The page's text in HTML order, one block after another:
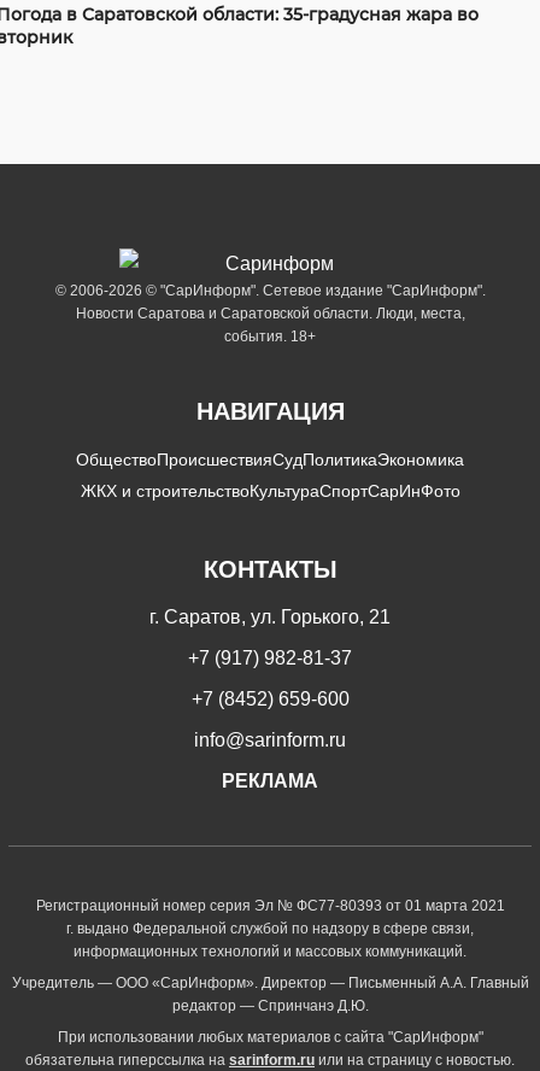
в Саратовской области: 35-градусная жара во
© 2006-2026 © "СарИнформ". Сетевое издание "СарИнформ".
Новости Саратова и Саратовской области. Люди, места,
события. 18+
НАВИГАЦИЯ
ОбществоПроисшествияСудПолитикаЭкономика
ЖКХ и строительствоКультураСпортСарИнФото
КОНТАКТЫ
г. Саратов, ул. Горького, 21
+7 (917) 982-81-37
+7 (8452) 659-600
info@sarinform.ru
РЕКЛАМА
Регистрационный номер серия Эл № ФС77-80393 от 01 марта 2021
г. выдано Федеральной службой по надзору в сфере связи,
информационных технологий и массовых коммуникаций.
Учредитель — ООО «СарИнформ». Директор — Письменный А.А. Главный
редактор — Спринчанэ Д.Ю.
При использовании любых материалов с сайта "СарИнформ"
обязательна гиперссылка на sarinform.ru или на страницу с новостью.